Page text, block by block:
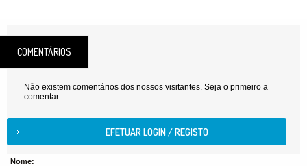
COMENTÁRIOS
Não existem comentários dos nossos visitantes. Seja o primeiro a
comentar.
Nome: